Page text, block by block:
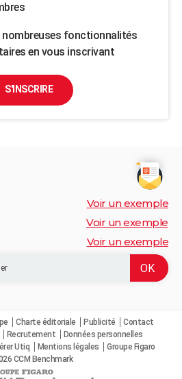
nombreuses fonctionnalités
en vous inscrivant
S'INSCRIRE
Voir un exemple
Voir un exemple
Voir un exemple
Charte éditoriale Publicité
Contact
Recrutement
Données personnelles
Utiq Mentions légales
Groupe Figaro
CCM Benchmark